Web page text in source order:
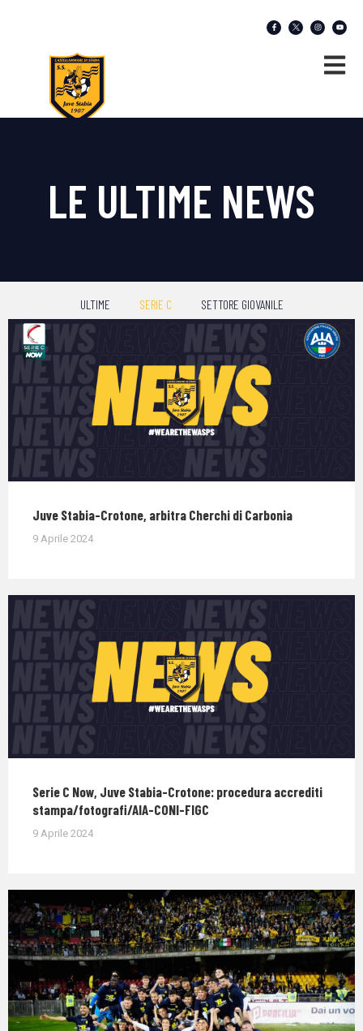
LE ULTIME NEWS
ULTIME SERIE C SETTORE GIOVANILE
Juve Stabia-Crotone, arbitra Cherchi di Carbonia
9 Aprile 2024
Serie C Now, Juve Stabia-Crotone: procedura accrediti
stampa/fotografi/AIA-CONI-FIGC
9 Aprile 2024